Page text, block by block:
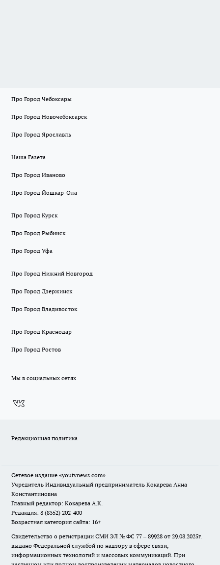
Про Город Чебоксары
Про Город Новочебоксарск
Про Город Ярославль
Наша Газета
Про Город Иваново
Про Город Йошкар-Ола
Про Город Курск
Про Город Рыбинск
Про Город Уфа
Про Город Нижний Новгород
Про Город Дзержинск
Про Город Владивосток
Про Город Краснодар
Про Город Ростов
Мы в социальных сетях
Редакционная политика
Сетевое издание «youtvnews.com»
Учредитель Индивидуальный предприниматель Кокарева Анна
Константиновна
Главный редактор: Кокарева А.К.
Редакция: 8 (8352) 202-400
Возрастная категория сайта: 16+
Свидетельство о регистрации СМИ ЭЛ № ФС 77 – 89928 от 29.08.2025г.
выдано Федеральной службой по надзору в сфере связи,
информационных технологий и массовых коммуникаций. При